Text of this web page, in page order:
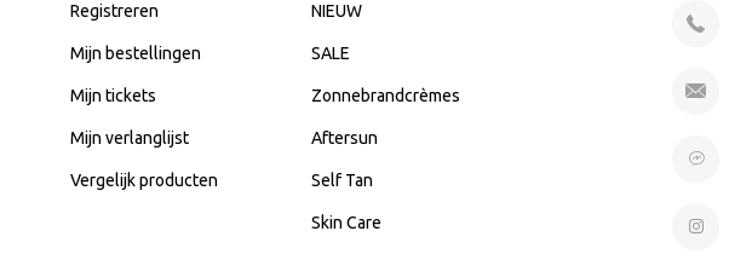
Registreren
Mijn bestellingen
Mijn tickets
Mijn verlanglijst
Vergelijk producten
NIEUW
SALE
Zonnebrandcrèmes
Aftersun
Self Tan
Skin Care